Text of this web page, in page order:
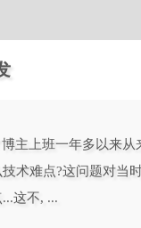
主上班一年多以来
术难点?这问题对当
这不, ...